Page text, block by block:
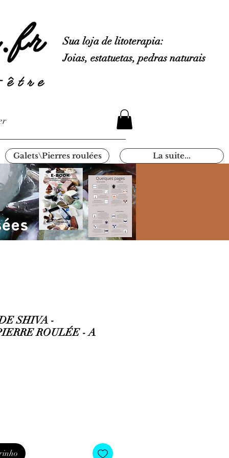
Sua loja de litoterapia:
Joias, estatuetas, pedras naturais
Galets\Pierres roulées La suite...
SHIVA -
ROULÉE - A